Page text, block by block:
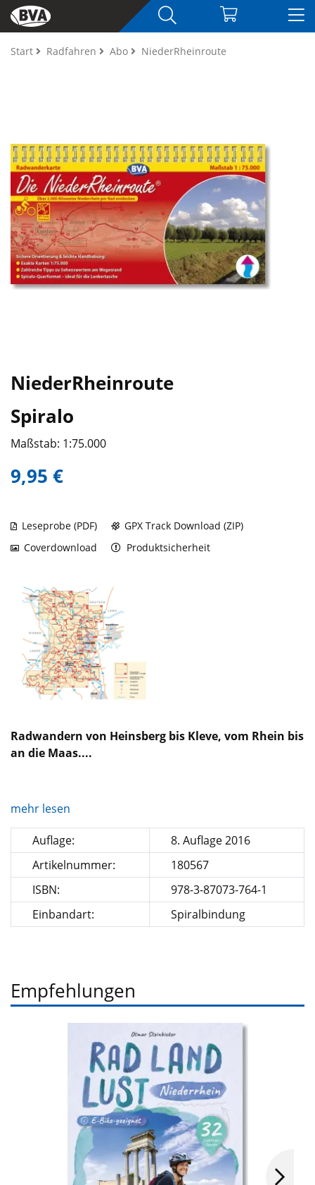
Start Radfahren Abo NiederRheinroute
NiederRheinroute
Spiralo
Maßstab: 1:75.000
9,95 €
Leseprobe (PDF)
GPX Track Download (ZIP)
Coverdownload
Produktsicherheit
Radwandern von Heinsberg bis Kleve, vom Rhein bis
an die Maas....
mehr lesen
Auflage:
8. Auflage 2016
Artikelnummer:
180567
ISBN:
978-3-87073-764-1
Einbandart:
Spiralbindung
Empfehlungen